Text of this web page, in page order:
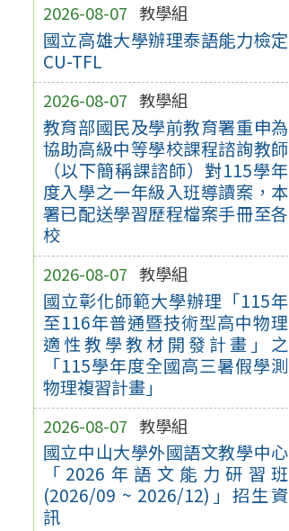
2026-08-07 教學組
國立高雄大學辦理泰語能力檢定
CU-TFL
2026-08-07 教學組
教育部國民及學前教育署重申為
協助高級中等學校課程諮詢教師
（以下簡稱課諮師）對115學年
度入學之一年級入班導讀案，本
署已配送學習歷程檔案手冊至各
校
2026-08-07 教學組
國立彰化師範大學辦理「115年
至116年普通暨技術型高中物理
適性教學教材開發計畫」之
「115學年度全國高三暑假學測
物理複習計畫」
2026-08-07 教學組
國立中山大學外國語文教學中心
「2026年語文能力研習班
(2026/09 ~ 2026/12)」招生資
訊